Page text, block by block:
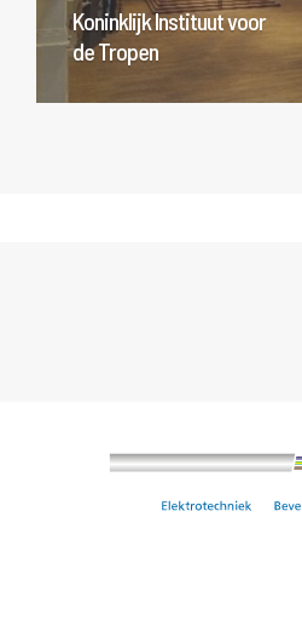
Koninklijk Instituut voor
de Tropen